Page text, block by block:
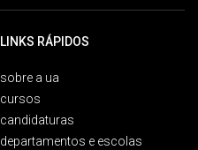
LINKS RÁPIDOS
sobre a ua
cursos
candidaturas
departamentos e escolas